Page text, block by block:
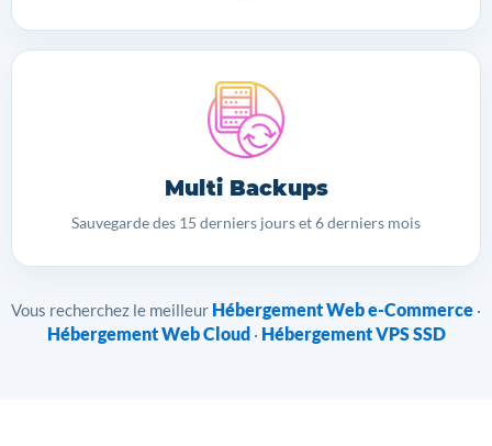
Multi Backups
Sauvegarde des 15 derniers jours et 6 derniers mois
Vous recherchez le meilleur Hébergement Web e-Commerce ·
Hébergement Web Cloud · Hébergement VPS SSD